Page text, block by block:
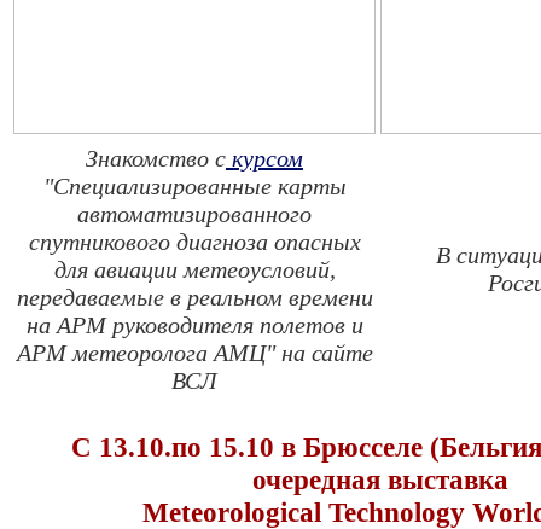
Знакомство с курсом
"Специализированные карты
автоматизированного
спутникового диагноза опасных
для авиации метеоусловий,
передаваемые в реальном времени
на АРМ руководителя полетов и
АРМ метеоролога АМЦ" на сайте
ВСЛ
В
С 13.10.по 15.10 в Брюсселе
очередная выставка
Meteorological Technology